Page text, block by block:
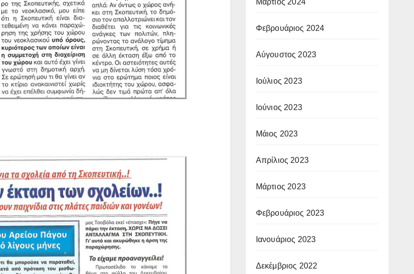
Φεβρουάριος 2024
Αύγουστος 2023
Ιούλιος 2023
Ιούνιος 2023
Μάιος 2023
Απρίλιος 2023
Μάρτιος 2023
Φεβρουάριος 2023
Ιανουάριος 2023
Δεκέμβριος 2022